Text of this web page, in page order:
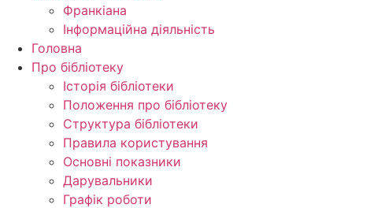
Франкіана
Інформаційна діяльність
Головна
Про бібліотеку
Історія бібліотеки
Положення про бібліотеку
Структура бібліотеки
Правила користування
Основні показники
Дарувальники
Графік роботи